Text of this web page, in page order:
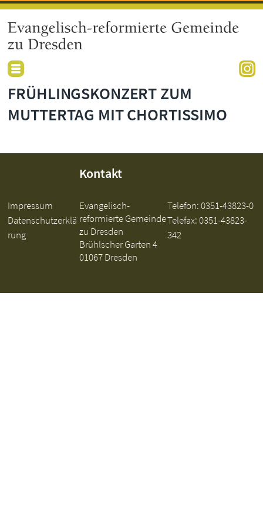
FRÜHLINGSKONZERT ZUM
MUTTERTAG MIT CHORTISSIMO
Impressum
Datenschutzerklä
rung
Kontakt
Evangelisch-
reformierte Gemeinde
zu Dresden
Brühlscher Garten 4
01067 Dresden
Telefon:0351-43823-0
Telefax: 0351-43823-
342